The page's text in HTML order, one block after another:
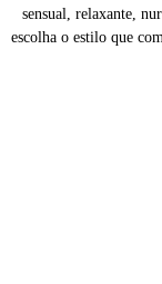
sensual, relaxante,
escolha o estilo que